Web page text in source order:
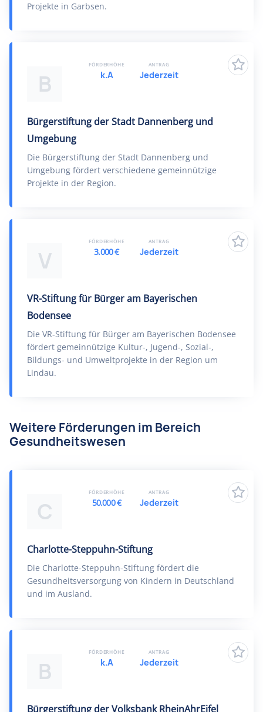
Projekte in Garbsen.
B
Bürgerstiftung der Stadt Dannenberg und
Umgebung
Die Bürgerstiftung der Stadt Dannenberg und
Umgebung fördert verschiedene gemeinnützige
Projekte in der Region.
FÖRDERHÖHE
k.A
ANTRAG
Jederzeit
V
VR-Stiftung für Bürger am Bayerischen
Bodensee
Die VR-Stiftung für Bürger am Bayerischen Bodensee
fördert gemeinnützige Kultur-, Jugend-, Sozial-,
Bildungs- und Umweltprojekte in der Region um
Lindau.
FÖRDERHÖHE
3.000 €
ANTRAG
Jederzeit
Weitere Förderungen im Bereich
Gesundheitswesen
C
Charlotte-Steppuhn-Stiftung
Die Charlotte-Steppuhn-Stiftung fördert die
Gesundheitsversorgung von Kindern in Deutschland
und im Ausland.
FÖRDERHÖHE
50.000 €
ANTRAG
Jederzeit
B
Bürgerstiftung der Volksbank RheinAhrEifel
FÖRDERHÖHE
k.A
ANTRAG
Jederzeit